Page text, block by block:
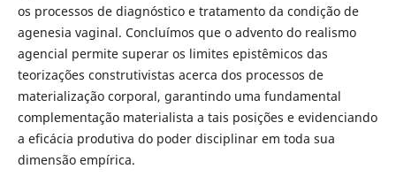
os processos de diagnóstico e tratamento da condição de
agenesia vaginal. Concluímos que o advento do realismo
agencial permite superar os limites epistêmicos das
teorizações construtivistas acerca dos processos de
materialização corporal, garantindo uma fundamental
complementação materialista a tais posições e evidenciando
a eficácia produtiva do poder disciplinar em toda sua
dimensão empírica.